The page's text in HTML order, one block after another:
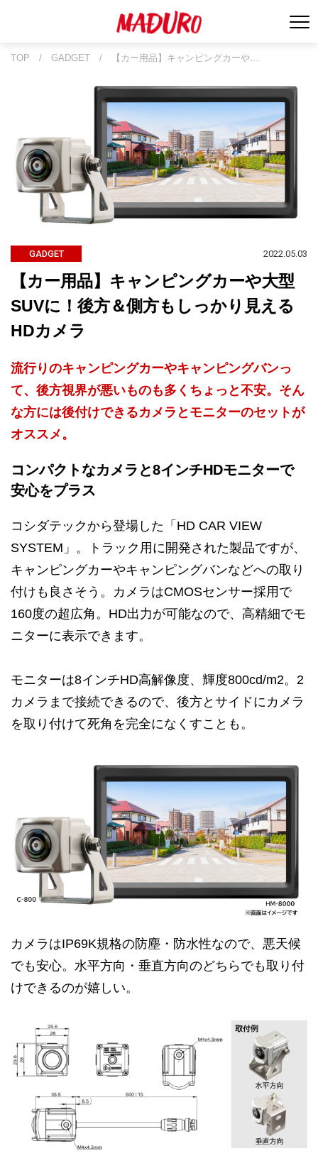
TOP / GADGET / 【カー用品】キャンピングカーや…
GADGET 2022.05.03
【カー用品】キャンピングカーや大型
SUVに！後方＆側方もしっかり見える
HDカメラ
流行りのキャンピングカーやキャンピングバンっ
て、後方視界が悪いものも多くちょっと不安。そん
な方には後付けできるカメラとモニターのセットが
オススメ。
コンパクトなカメラと8インチHDモニターで
安心をプラス
コシダテックから登場した「HD CAR VIEW
SYSTEM」。トラック用に開発された製品ですが、
キャンピングカーやキャンピングバンなどへの取り
付けも良さそう。カメラはCMOSセンサー採用で
160度の超広角。HD出力が可能なので、高精細でモ
ニターに表示できます。
モニターは8インチHD高解像度、輝度800cd/m2。2
カメラまで接続できるので、後方とサイドにカメラ
を取り付けて死角を完全になくすことも。
カメラはIP69K規格の防塵・防水性なので、悪天候
でも安心。水平方向・垂直方向のどちらでも取り付
けできるのが嬉しい。